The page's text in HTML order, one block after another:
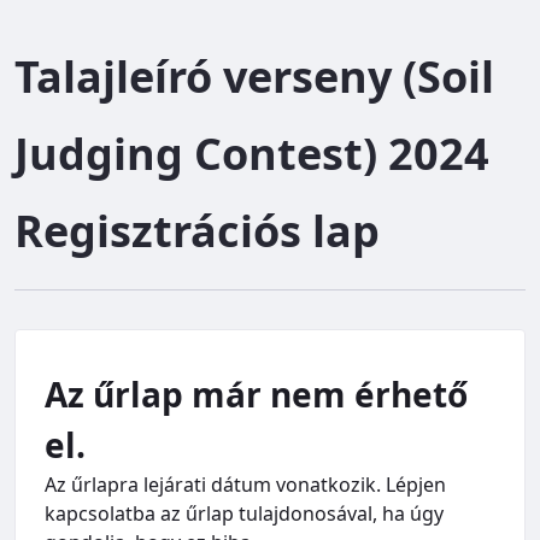
Talajleíró verseny (Soil
Judging Contest) 2024
Regisztrációs lap
Az űrlap már nem érhető
el.
Az űrlapra lejárati dátum vonatkozik. Lépjen
kapcsolatba az űrlap tulajdonosával, ha úgy